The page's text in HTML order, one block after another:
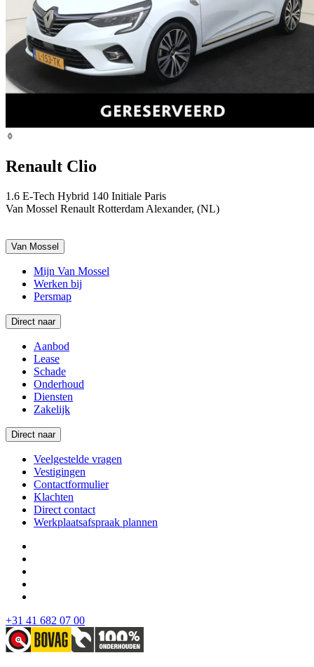
Renault Clio
1.6 E-Tech Hybrid 140 Initiale Paris
Van Mossel Renault Rotterdam Alexander, (NL)
Van Mossel
Mijn Van Mossel
Werken bij
Persmap
Direct naar
Aanbod
Lease
Schade
Onderhoud
Diensten
Zakelijk
Direct naar
Veelgestelde vragen
Vestigingen
Contactformulier
Klachten
Direct contact
Werkplaatsafspraak plannen
+31 41 682 07 00